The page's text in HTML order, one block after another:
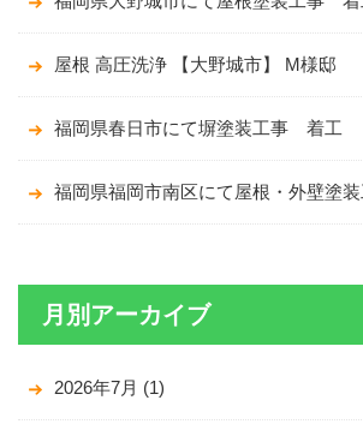
屋根 高圧洗浄 【大野城市】 M様邸
福岡県春日市にて塀塗装工事 着工
福岡県福岡市南区にて屋根・外壁塗
月別アーカイブ
2026年7月 (1)